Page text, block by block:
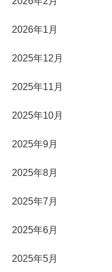
2026年1月
2025年12月
2025年11月
2025年10月
2025年9月
2025年8月
2025年7月
2025年6月
2025年5月